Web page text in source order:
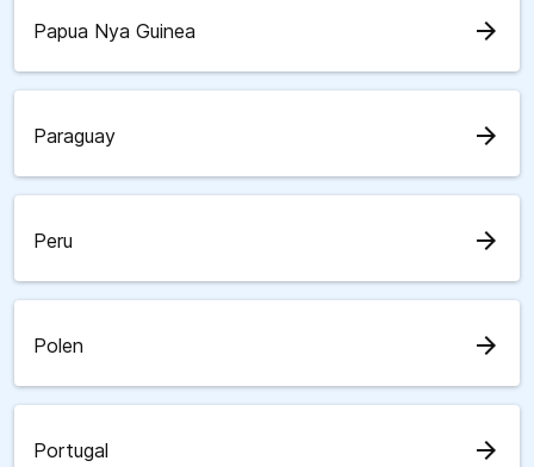
Papua Nya Guinea arrow_forward
Paraguay arrow_forward
Peru arrow_forward
Polen arrow_forward
Portugal arrow_forward